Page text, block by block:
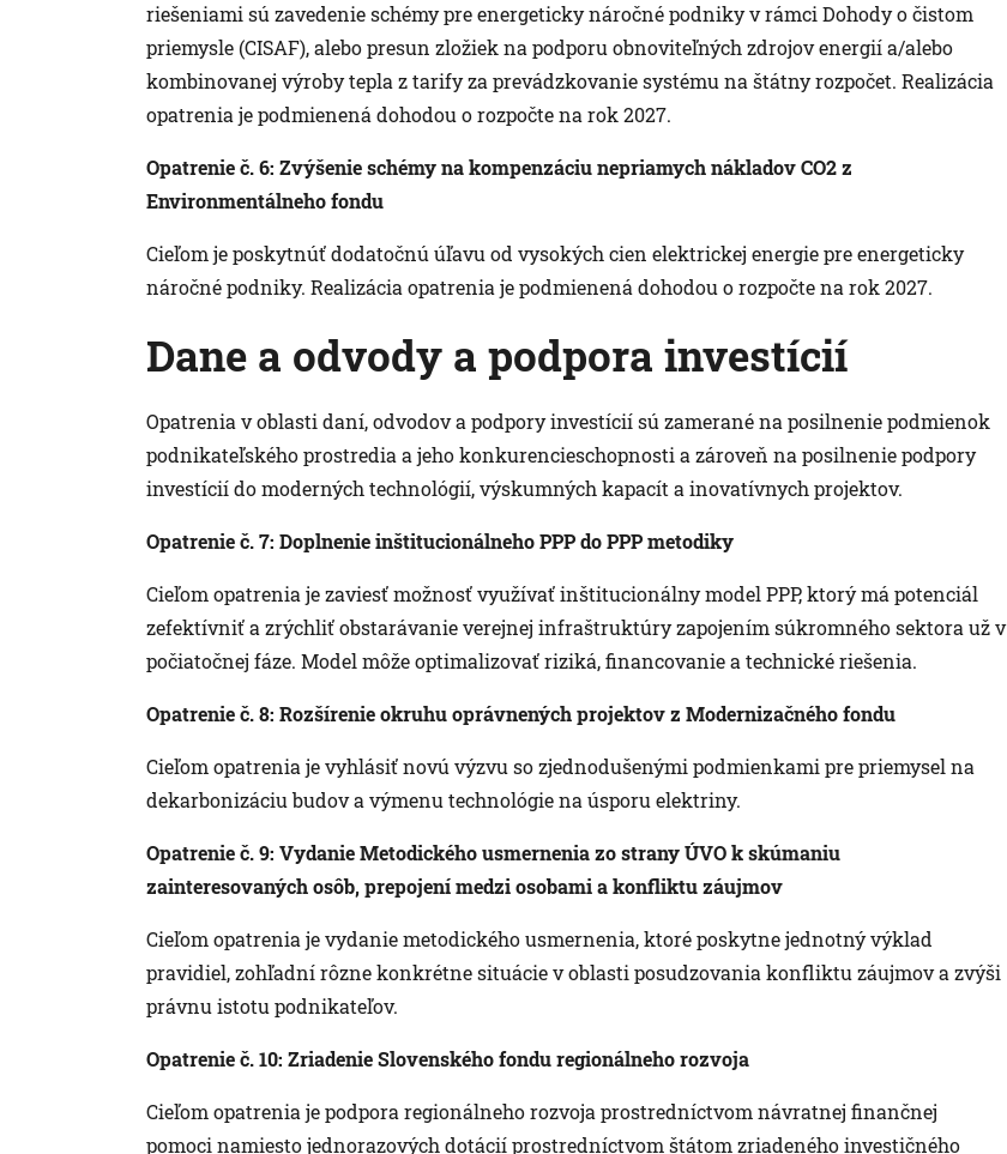
riešeniami sú zavedenie schémy pre energeticky náročné podniky v rámci Dohody o čistom
priemysle (CISAF), alebo presun zložiek na podporu obnoviteľných zdrojov energií a/alebo
kombinovanej výroby tepla z tarify za prevádzkovanie systému na štátny rozpočet. Realizácia
opatrenia je podmienená dohodou o rozpočte na rok 2027.
Opatrenie č. 6: Zvýšenie schémy na kompenzáciu nepriamych nákladov CO2 z
Environmentálneho fondu
Cieľom je poskytnúť dodatočnú úľavu od vysokých cien elektrickej energie pre energeticky
náročné podniky. Realizácia opatrenia je podmienená dohodou o rozpočte na rok 2027.
Dane a odvody a podpora investícií
Opatrenia v oblasti daní, odvodov a podpory investícií sú zamerané na posilnenie podmienok
podnikateľského prostredia a jeho konkurencieschopnosti a zároveň na posilnenie podpory
investícií do moderných technológií, výskumných kapacít a inovatívnych projektov.
Opatrenie č. 7: Doplnenie inštitucionálneho PPP do PPP metodiky
Cieľom opatrenia je zaviesť možnosť využívať inštitucionálny model PPP, ktorý má potenciál
zefektívniť a zrýchliť obstarávanie verejnej infraštruktúry zapojením súkromného sektora už v
počiatočnej fáze. Model môže optimalizovať riziká, financovanie a technické riešenia.
Opatrenie č. 8: Rozšírenie okruhu oprávnených projektov z Modernizačného fondu
Cieľom opatrenia je vyhlásiť novú výzvu so zjednodušenými podmienkami pre priemysel na
dekarbonizáciu budov a výmenu technológie na úsporu elektriny.
Opatrenie č. 9: Vydanie Metodického usmernenia zo strany ÚVO k skúmaniu
zainteresovaných osôb, prepojení medzi osobami a konfliktu záujmov
Cieľom opatrenia je vydanie metodického usmernenia, ktoré poskytne jednotný výklad
pravidiel, zohľadní rôzne konkrétne situácie v oblasti posudzovania konfliktu záujmov a zvýši
právnu istotu podnikateľov.
Opatrenie č. 10: Zriadenie Slovenského fondu regionálneho rozvoja
Cieľom opatrenia je podpora regionálneho rozvoja prostredníctvom návratnej finančnej
pomoci namiesto jednorazových dotácií prostredníctvom štátom zriadeného investičného